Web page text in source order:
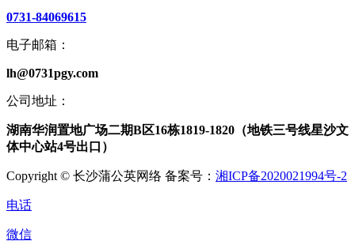
0731-84069615
电子邮箱：
lh@0731pgy.com
公司地址：
湖南华润置地广场二期B区16栋1819-1820（地铁三号线星沙文
体中心站4号出口）
Copyright © 长沙蒲公英网络 备案号： 湘ICP备2020021994号-2
电话
微信